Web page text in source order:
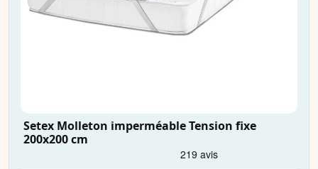
Setex Molleton imperméable Tension fixe
200x200 cm